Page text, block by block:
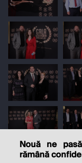
Nouă ne
rămână